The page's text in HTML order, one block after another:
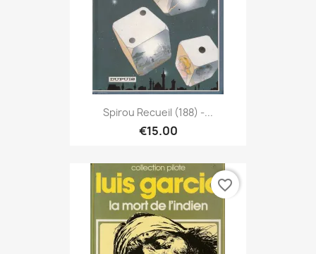
Spirou Recueil (188) -...
€15.00
favorite_border